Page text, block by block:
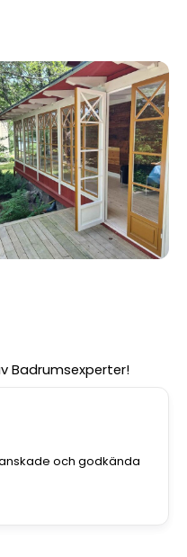
Badrumsexperter!
och godkända